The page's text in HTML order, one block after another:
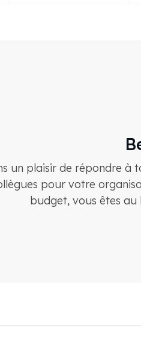
un plaisir de répondre à
pour votre
budget, vous êtes